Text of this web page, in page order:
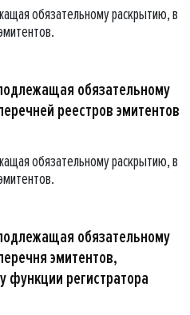
обязательному раскрытию, в
обязательному
реестров эмитентов
обязательному раскрытию, в
обязательному
эмитентов,
регистратора